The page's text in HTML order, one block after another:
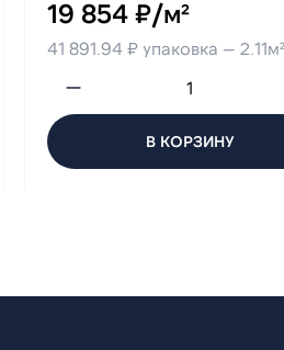
19 854 ₽/м²
41 891.94 ₽ упаковка — 2.11м²
В КОРЗИНУ